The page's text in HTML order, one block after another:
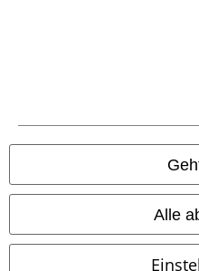
Alle
EMP Online Shops